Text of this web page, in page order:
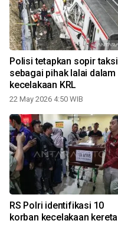
Polisi tetapkan sopir taksi
sebagai pihak lalai dalam
kecelakaan KRL
22 May 2026 4:50 WIB
RS Polri identifikasi 10
korban kecelakaan kereta